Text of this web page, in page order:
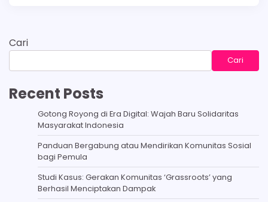
Cari
Cari
Recent Posts
Gotong Royong di Era Digital: Wajah Baru Solidaritas
Masyarakat Indonesia
Panduan Bergabung atau Mendirikan Komunitas Sosial
bagi Pemula
Studi Kasus: Gerakan Komunitas ‘Grassroots’ yang
Berhasil Menciptakan Dampak